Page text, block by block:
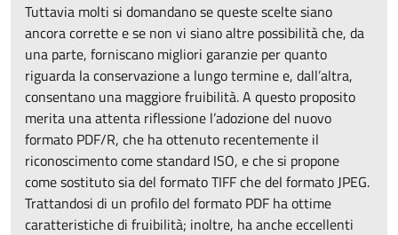
Tuttavia molti si domandano se queste scelte siano
ancora corrette e se non vi siano altre possibilità che, da
una parte, forniscano migliori garanzie per quanto
riguarda la conservazione a lungo termine e, dall’altra,
consentano una maggiore fruibilità. A questo proposito
merita una attenta riflessione l’adozione del nuovo
formato PDF/R, che ha ottenuto recentemente il
riconoscimento come standard ISO, e che si propone
come sostituto sia del formato TIFF che del formato JPEG.
Trattandosi di un profilo del formato PDF ha ottime
caratteristiche di fruibilità; inoltre, ha anche eccellenti